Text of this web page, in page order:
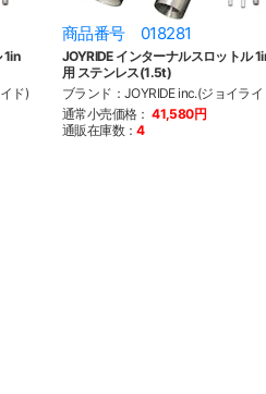
1in
ド)
商品番号 018281
JOYRIDE インターナルスロットル
用 ステンレス(1.5t)
ブランド：JOYRIDE inc.(ジョイライ
通常小売価格： 41,580円
通販在庫数：4